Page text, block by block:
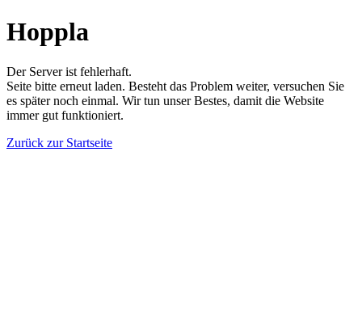
Hoppla
Der Server ist fehlerhaft.
Seite bitte erneut laden. Besteht das Problem weiter, versuchen Sie
es später noch einmal. Wir tun unser Bestes, damit die Website
immer gut funktioniert.
Zurück zur Startseite